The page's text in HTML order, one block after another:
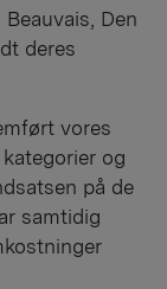
Den
deres
vores
og
på de
samtidig